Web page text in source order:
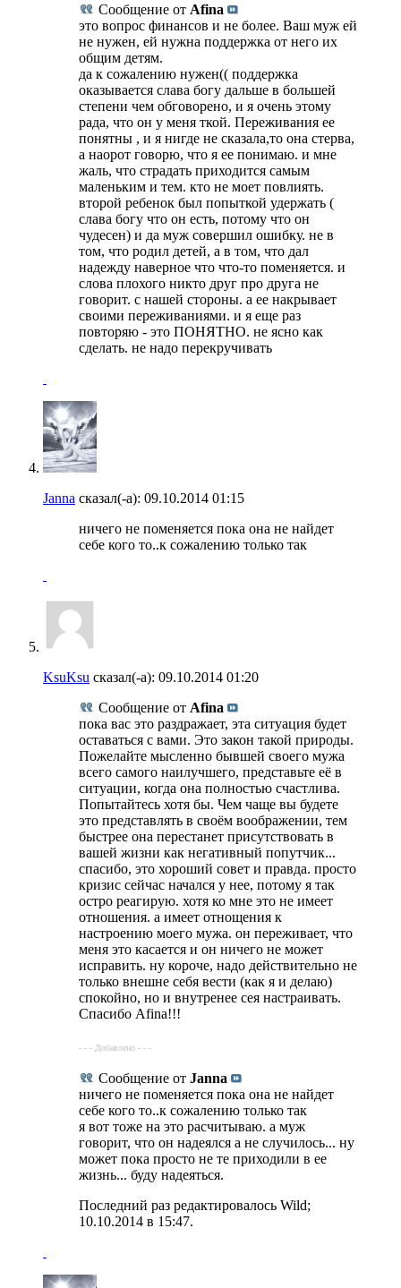
Сообщение от Afina
это вопрос финансов и не более. Ваш муж ей
не нужен, ей нужна поддержка от него их
общим детям.
да к сожалению нужен(( поддержка
оказывается слава богу дальше в большей
степени чем обговорено, и я очень этому
рада, что он у меня ткой. Переживания ее
понятны , и я нигде не сказала,то она стерва,
а наорот говорю, что я ее понимаю. и мне
жаль, что страдать приходится самым
маленьким и тем. кто не моет повлиять.
второй ребенок был попыткой удержать (
слава богу что он есть, потому что он
чудесен) и да муж совершил ошибку. не в
том, что родил детей, а в том, что дал
надежду наверное что что-то поменяется. и
слова плохого никто друг про друга не
говорит. с нашей стороны. а ее накрывает
своими переживаниями. и я еще раз
повторяю - это ПОНЯТНО. не ясно как
сделать. не надо перекручивать
Janna сказал(-а): 09.10.2014 01:15
ничего не поменяется пока она не найдет
себе кого то..к сожалению только так
KsuKsu сказал(-а): 09.10.2014 01:20
Сообщение от Afina
пока вас это раздражает, эта ситуация будет
оставаться с вами. Это закон такой природы.
Пожелайте мысленно бывшей своего мужа
всего самого наилучшего, представьте её в
ситуации, когда она полностью счастлива.
Попытайтесь хотя бы. Чем чаще вы будете
это представлять в своём воображении, тем
быстрее она перестанет присутствовать в
вашей жизни как негативный попутчик...
спасибо, это хороший совет и правда. просто
кризис сейчас начался у нее, потому я так
остро реагирую. хотя ко мне это не имеет
отношения. а имеет отнощения к
настроению моего мужа. он переживает, что
меня это касается и он ничего не может
исправить. ну короче, надо действительно не
только внешне себя вести (как я и делаю)
спокойно, но и внутренее сея настраивать.
Спасибо Afina!!!
- - - Добавлено - - -
Сообщение от Janna
ничего не поменяется пока она не найдет
себе кого то..к сожалению только так
я вот тоже на это расчитываю. а муж
говорит, что он надеялся а не случилось... ну
может пока просто не те приходили в ее
жизнь... буду надеяться.
Последний раз редактировалось Wild;
10.10.2014 в 15:47.